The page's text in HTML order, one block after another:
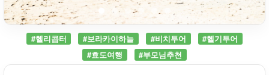
#헬리콥터 #보라카이하늘 #비치투어
#헬기투어
#효도여행
#부모님추천